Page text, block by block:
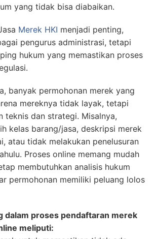
yang tidak bisa diabaikan.
Merek HKI menjadi penting,
pengurus administrasi, tetapi
hukum yang memastikan proses
banyak permohonan merek yang
mereknya tidak layak, tetapi
teknis dan strategi. Misalnya,
kelas barang/jasa, deskripsi merek
atau tidak melakukan penelusuran
Proses online memang mudah
membutuhkan analisis hukum
permohonan memiliki peluang lolos
dalam proses pendaftaran merek
meliputi: